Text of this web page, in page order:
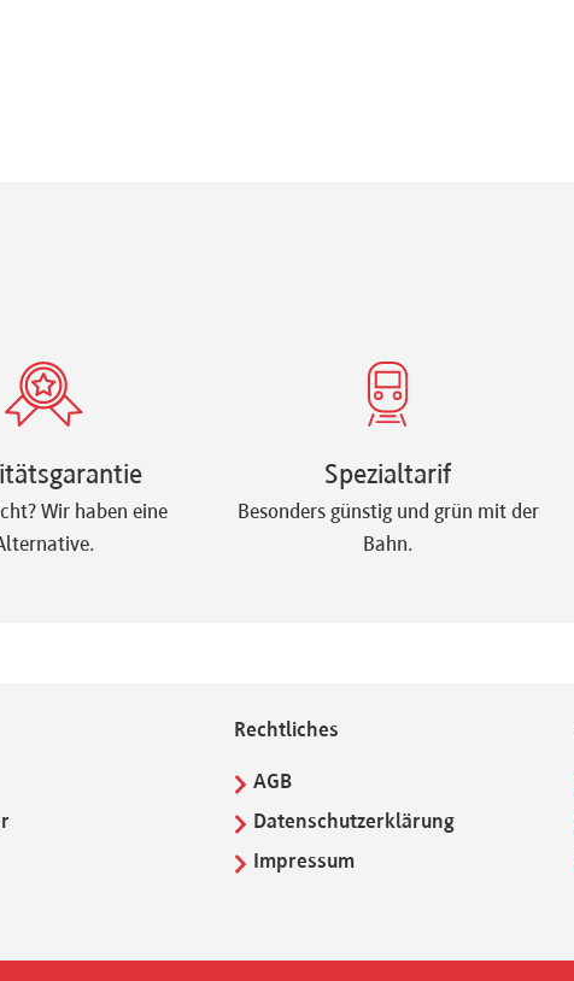
Wir haben eine
Spezialtarif
Besonders günstig und grün mit der
Bahn.
Rechtliches
AGB
Datenschutzerklärung
Impressum